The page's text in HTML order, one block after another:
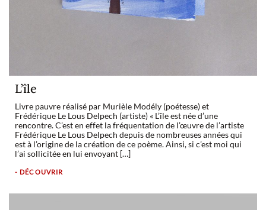
L’île
Livre pauvre réalisé par Murièle Modély (poétesse) et
Frédérique Le Lous Delpech (artiste) « L’île est née d’une
rencontre. C’est en effet la fréquentation de l’œuvre de l’artiste
Frédérique Le Lous Delpech depuis de nombreuses années qui
est à l’origine de la création de ce poème. Ainsi, si c’est moi qui
l’ai sollicitée en lui envoyant […]
- DÉCOUVRIR